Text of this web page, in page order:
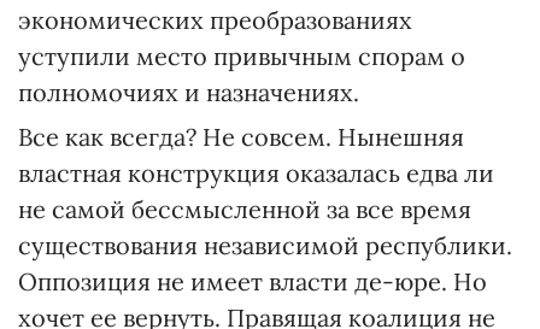
экономических преобразованиях
уступили место привычным спорам о
полномочиях и назначениях.
Все как всегда? Не совсем. Нынешняя
властная конструкция оказалась едва ли
не самой бессмысленной за все время
существования независимой республики.
Оппозиция не имеет власти де-юре. Но
хочет ее вернуть. Правящая коалиция не